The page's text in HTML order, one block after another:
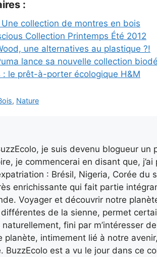
:
Une collection de montres en bois
Collection Printemps Été 2012
une alternatives au plastique ?!
lance sa nouvelle collection
: le prêt-à-porter écologique H&M
, Nature
je suis devenu blogueur un
je commencerai en disant que,
: Brésil, Nigeria, Corée du
enrichissante qui fait partie
Voyager et découvrir notre
de la sienne, permet
naturellement, fini par m’intéresser
planète, intimement lié à notre
BuzzEcolo est a vu le jour dans ce